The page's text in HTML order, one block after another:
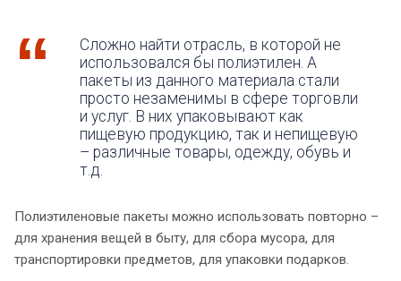
Сложно найти отрасль, в которой не
использовался бы полиэтилен. А
пакеты из данного материала стали
просто незаменимы в сфере торговли
и услуг. В них упаковывают как
пищевую продукцию, так и непищевую
– различные товары, одежду, обувь и
т.д.
Полиэтиленовые пакеты можно использовать повторно –
для хранения вещей в быту, для сбора мусора, для
транспортировки предметов, для упаковки подарков.